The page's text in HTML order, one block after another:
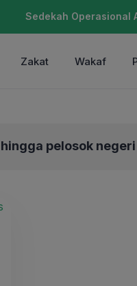
Sedekah Operasional
Zakat Wakaf
pelosok negeri